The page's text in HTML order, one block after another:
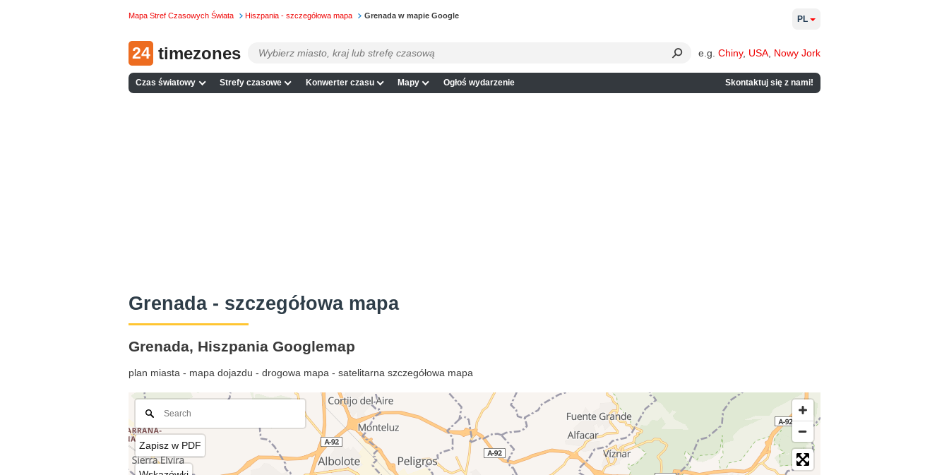
Mapa Stref Czasowych Świata Hiszpania - szczegółowa mapa Grenada w mapie Google
24 timezones e.g. Chiny, USA Nowy Jork
Czas światowy Strefy czasowe Konwerter czasu Mapy Ogłoś wydarzenie Skontaktuj się z nami!
PL
Grenada - szczegółowa mapa
Grenada, Hiszpania Googlemap
plan miasta - mapa dojazdu - drogowa mapa - satelitarna szczegółowa mapa
Zapisz w PDF